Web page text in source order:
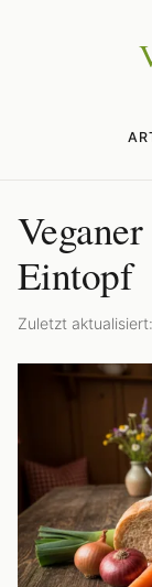
Eintopf
Zuletzt aktualisiert: